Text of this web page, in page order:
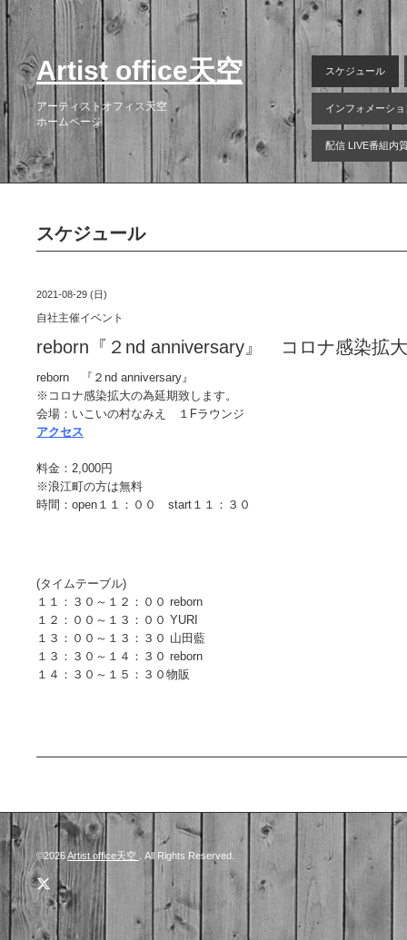
Artist office天空
アーティストオフィス天空
ホームページ
スケジュール
インフォメーショ
配信 LIVE番組内
スケジュール
2021-08-29 (日)
自社主催イベント
reborn『２nd anniversary』 コロナ感染拡
reborn 『２nd anniversary』
※コロナ感染拡大の為延期致します。
会場：いこいの村なみえ １Fラウンジ
アクセス
料金：2,000円
※浪江町の方は無料
時間：open１１：００ start１１：３０
(タイムテーブル)
１１：３０～１２：００ reborn
１２：００～１３：００ YURI
１３：００～１３：３０ 山田藍
１３：３０～１４：３０ reborn
１４：３０～１５：３０物販
©2026Artist office天空 . All Rights Reserved.